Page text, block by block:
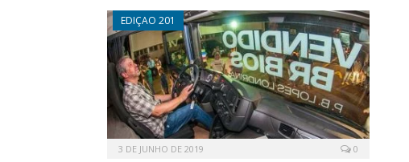
EDIÇAO 201
3 DE JUNHO DE 2019 0